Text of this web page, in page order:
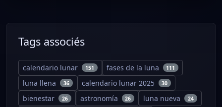
Tags associés
calendario lunar 151 fases de la luna 111
luna llena 36 calendario lunar 2025 30
bienestar 26 astronomía 26 luna nueva 24